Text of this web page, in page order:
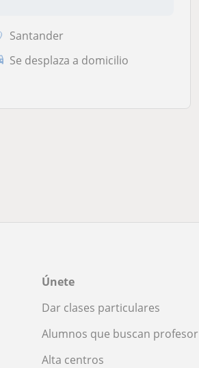
Santander
Se desplaza a domicilio
Únete
Dar clases particulares
Alumnos que buscan profesor
Alta centros